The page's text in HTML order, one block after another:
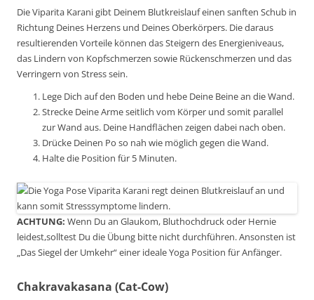
Die Viparita Karani gibt Deinem Blutkreislauf einen sanften Schub in
Richtung Deines Herzens und Deines Oberkörpers. Die daraus
resultierenden Vorteile können das Steigern des Energieniveaus,
das Lindern von Kopfschmerzen sowie Rückenschmerzen und das
Verringern von Stress sein.
Lege Dich auf den Boden und hebe Deine Beine an die Wand.
Strecke Deine Arme seitlich vom Körper und somit parallel
zur Wand aus. Deine Handflächen zeigen dabei nach oben.
Drücke Deinen Po so nah wie möglich gegen die Wand.
Halte die Position für 5 Minuten.
ACHTUNG: Wenn Du an Glaukom, Bluthochdruck oder Hernie
leidest,solltest Du die Übung bitte nicht durchführen. Ansonsten ist
„Das Siegel der Umkehr“ einer ideale Yoga Position für Anfänger.
Chakravakasana (Cat-Cow)